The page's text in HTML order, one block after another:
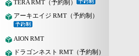
TERA RMT（予約制）
アーキエイジ RMT（予約制）
AION RMT
ドラゴンネスト RMT（予約制）